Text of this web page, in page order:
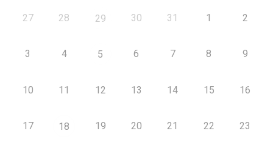
27 28 29 30 31 1 2
3 4 5 6 7 8 9
10 11 12 13 14 15 16
17 18 19 20 21 22 23